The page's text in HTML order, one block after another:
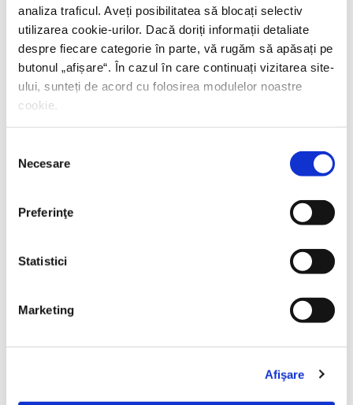
analiza traficul. Aveți posibilitatea să blocați selectiv
utilizarea cookie-urilor. Dacă doriți informații detaliate
despre fiecare categorie în parte, vă rugăm să apăsați pe
butonul „ afișare“. În cazul în care continuați vizitarea site-
ului, sunteți de acord cu folosirea modulelor noastre
cookie.
consimțământului
Necesare
Preferinţe
Statistici
Marketing
Afişare
Preda
Lansare –
Istoria societății umane, o perspectivă genetică.
Negrea